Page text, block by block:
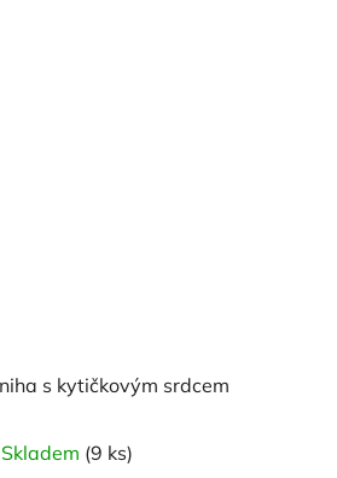
s kytičkovým srdcem
Skladem (9 ks)